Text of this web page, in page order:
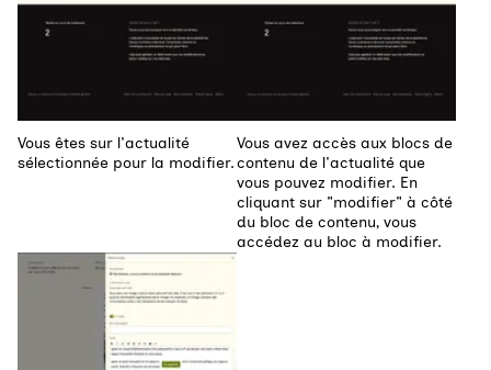
Vous êtes sur l'actualité
sélectionnée pour la modifier.
Vous avez accès aux blocs de
contenu de l'actualité que
vous pouvez modifier. En
cliquant sur "modifier" à côté
du bloc de contenu, vous
accédez au bloc à modifier.
Agrandir